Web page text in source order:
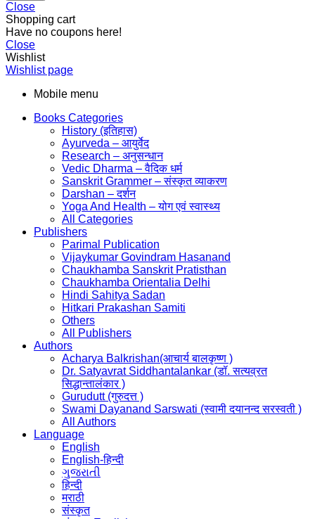
Close
Shopping cart
Have no coupons here!
Close
Wishlist
Wishlist page
Mobile menu
Books Categories
History (इतिहास)
Ayurveda – आयुर्वेद
Research – अनुसन्धान
Vedic Dharma – वैदिक धर्म
Sanskrit Grammer – संस्कृत व्याकरण
Darshan – दर्शन
Yoga And Health – योग एवं स्वास्थ्य
All Categories
Publishers
Parimal Publication
Vijaykumar Govindram Hasanand
Chaukhamba Sanskrit Pratisthan
Chaukhamba Orientalia Delhi
Hindi Sahitya Sadan
Hitkari Prakashan Samiti
Others
All Publishers
Authors
Acharya Balkrishan(आचार्य बालकृष्ण )
Dr. Satyavrat Siddhantalankar (डॉ. सत्यव्रत
सिद्धान्तालंकार )
Gurudutt (गुरुदत्त )
Swami Dayanand Sarswati (स्वामी दयानन्द सरस्वती )
All Authors
Language
English
English-हिन्दी
ગુજરાતી
हिन्दी
मराठी
संस्कृत